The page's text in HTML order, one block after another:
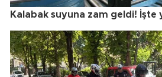
Kalabak suyuna zam geldi! İşte